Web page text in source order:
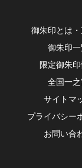
御朱印とは
御朱印
限定御朱
全国一
サイトマ
プライバシー
お問い合